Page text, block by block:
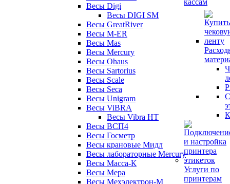
Весы Digi
Весы DIGI SM
Весы GreatRiver
Весы M-ER
Весы Mas
Весы Mercury
Весы Ohaus
Весы Sartorius
Весы Scale
Весы Seca
Весы Unigram
Весы ViBRA
Весы Vibra HT
Весы ВСП4
Весы Госметр
Весы крановые Мидл
Весы лабораторные Mercury
Весы Масса-К
Весы Мера
Весы Мехэлектрон-М
кассам
Услуги по
принтерам